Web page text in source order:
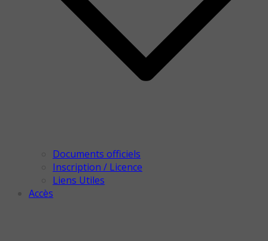
Documents officiels
Inscription / Licence
Liens Utiles
Accès